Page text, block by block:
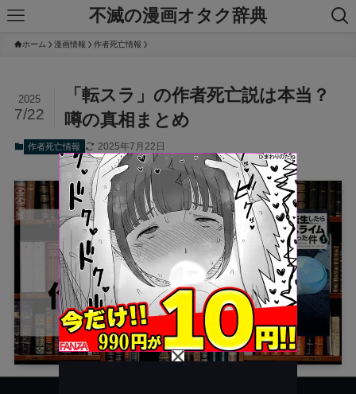
不滅の漫画オタク辞典
ホーム 漫画情報 作者死亡情報
「転スラ」の作者死亡説は本当？
噂の真相まとめ
2025
7/22
作者死亡情報 2025年7月22日